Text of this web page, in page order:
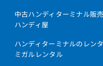
中古ハンディターミナル販
ハンディ屋
ハンディターミナルのレン
ミガルレンタル